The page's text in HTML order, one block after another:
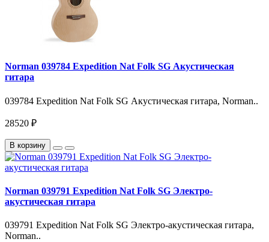
Norman 039784 Expedition Nat Folk SG Акустическая
гитара
039784 Expedition Nat Folk SG Акустическая гитара, Norman..
28520 ₽
В корзину
Norman 039791 Expedition Nat Folk SG Электро-
акустическая гитара
039791 Expedition Nat Folk SG Электро-акустическая гитара,
Norman..